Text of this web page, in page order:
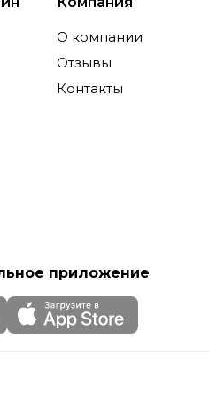
О компании
Отзывы
Контакты
приложение